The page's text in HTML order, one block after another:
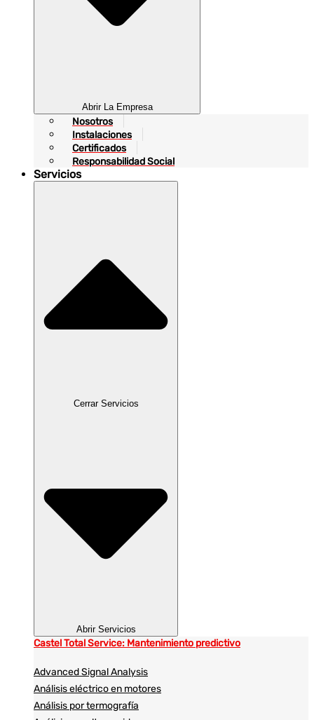
Abrir La Empresa
Nosotros
Instalaciones
Certificados
Responsabilidad Social
Servicios
Cerrar Servicios
Abrir Servicios
Castel Total Service: Mantenimiento predictivo
Advanced Signal Analysis
Análisis eléctrico en motores
Análisis por termografía